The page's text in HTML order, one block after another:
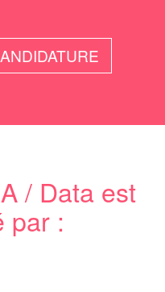
/ Data est
par :